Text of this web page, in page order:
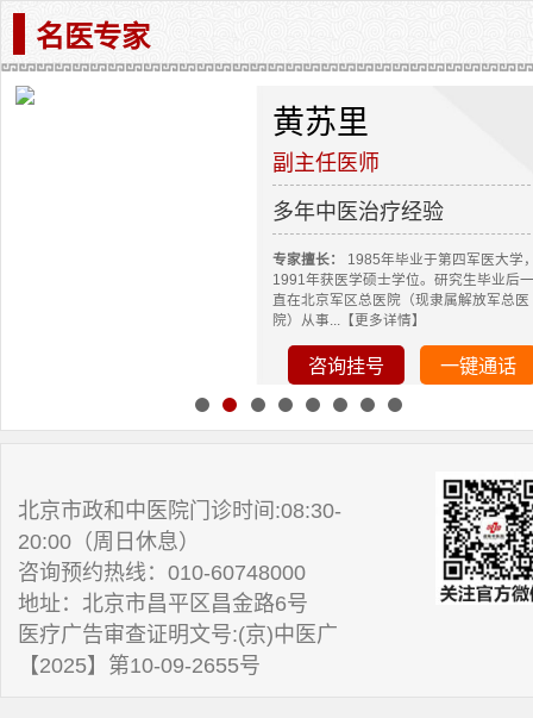
名医专家
黄苏里
副主任医师
多年中医治疗经验
专家擅长：
1985年毕业于第四军医大学
1991年获医学硕士学位。研究生毕业后一
直在北京军区总医院（现隶属解放军总医
院）从事...【更多详情】
咨询挂号 一键通话
北京市政和中医院门诊时间:08:30-
20:00（周日休息）
咨询预约热线：010-60748000
地址：北京市昌平区昌金路6号
医疗广告审查证明文号:(京)中医广
【2025】第10-09-2655号